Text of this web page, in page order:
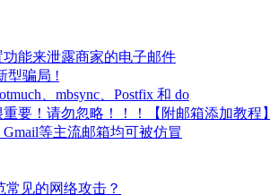
功能来泄露商家的电子邮件
型骗局 !
、mbsync、Postfix 和 do
要！请勿忽略！！！【附邮箱添加教程】
等主流邮箱均可被仿冒
见的网络攻击？